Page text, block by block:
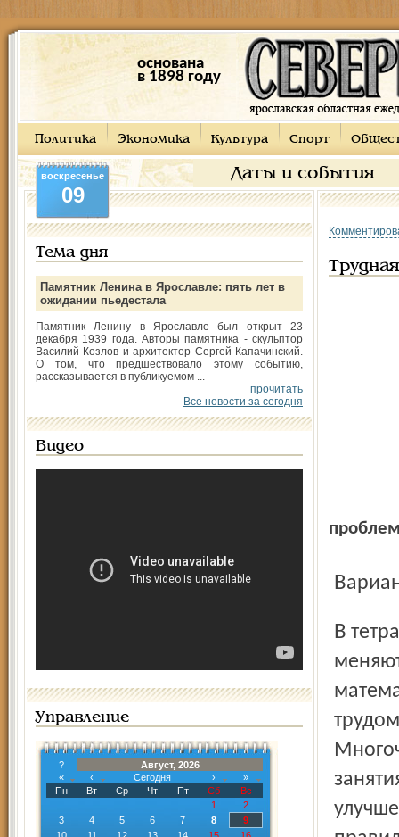
основана
в 1898 году
Политика Экономика Культура Спорт
Даты и события
воскресенье
09
Тема дня
Памятник Ленина в Ярославле: пять лет в
ожидании пьедестала
Памятник Ленину в Ярославле был открыт 23
декабря 1939 года. Авторы памятника - скульптор
Василий Козлов и архитектор Сергей Капачинский.
О том, что предшествовало этому событию,
рассказывается в публикуемом ...
прочитать
Все новости за сегодня
Видео
Управление
?
Август, 2026
«
‹ Сегодня ›
»
Пн
Вт Ср Чт Пт Сб
Вс
1
2
3
4 5 6 7 8
9
В тетрадке строчки "наползают" одна на другую, буквы